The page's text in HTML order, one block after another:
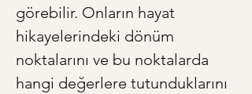
görebilir. Onların hayat
hikayelerindeki dönüm
noktalarını ve bu noktalarda
hangi değerlere tutunduklarını